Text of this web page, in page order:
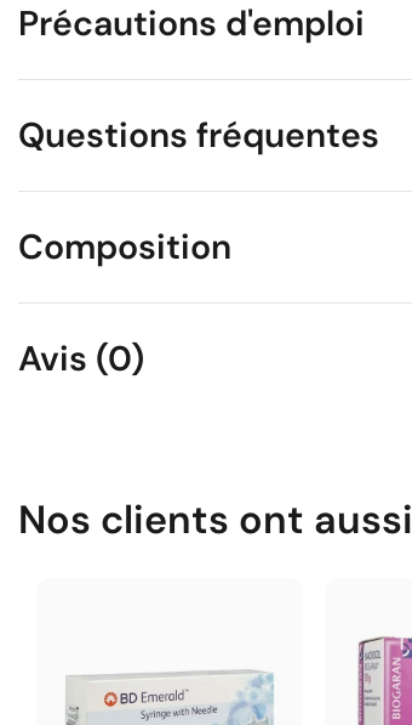
Précautions d'emploi
Questions fréquentes
Composition
Avis (0)
Nos clients ont